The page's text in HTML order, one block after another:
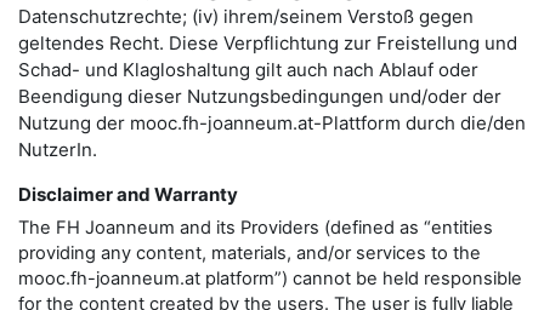
Datenschutzrechte; (iv) ihrem/seinem Verstoß gegen
geltendes Recht. Diese Verpflichtung zur Freistellung und
Schad- und Klagloshaltung gilt auch nach Ablauf oder
Beendigung dieser Nutzungsbedingungen und/oder der
Nutzung der mooc.fh-joanneum.at-Plattform durch die/den
NutzerIn.
Disclaimer and Warranty
The FH Joanneum and its Providers (defined as “entities
providing any content, materials, and/or services to the
mooc.fh-joanneum.at platform”) cannot be held responsible
for the content created by the users. The user is fully liable